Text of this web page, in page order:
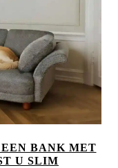
BANK MET
U SLIM